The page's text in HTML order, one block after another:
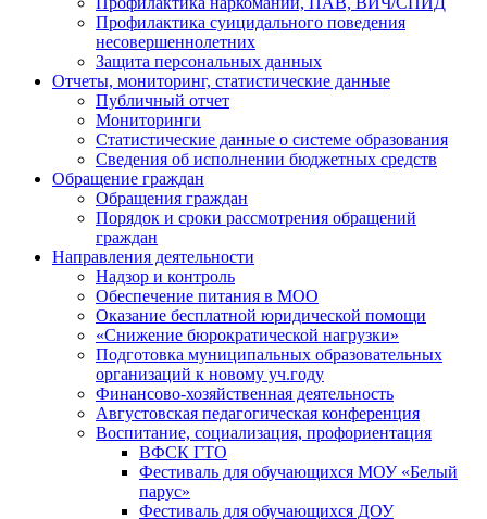
Профилактика суицидального поведения
несовершеннолетних
Защита персональных данных
Отчеты, мониторинг, статистические данные
Публичный отчет
Мониторинги
Статистические данные о системе образования
Сведения об исполнении бюджетных средств
Обращение граждан
Обращения граждан
Порядок и сроки рассмотрения обращений
граждан
Направления деятельности
Надзор и контроль
Обеспечение питания в МОО
Оказание бесплатной юридической помощи
«Снижение бюрократической нагрузки»
Подготовка муниципальных образовательных
организаций к новому уч.году
Финансово-хозяйственная деятельность
Августовская педагогическая конференция
Воспитание, социализация, профориентация
ВФСК ГТО
Фестиваль для обучающихся МОУ «Белый
парус»
Фестиваль для обучающихся ДОУ